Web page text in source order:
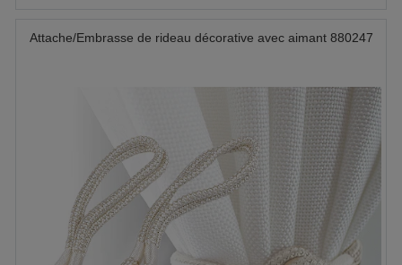
Attache/Embrasse de rideau décorative avec aimant 880247